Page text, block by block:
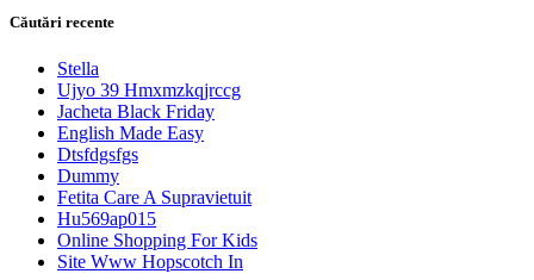
Căutări recente
Stella
Ujyo 39 Hmxmzkqjrccg
Jacheta Black Friday
English Made Easy
Dtsfdgsfgs
Dummy
Fetita Care A Supravietuit
Hu569ap015
Online Shopping For Kids
Site Www Hopscotch In